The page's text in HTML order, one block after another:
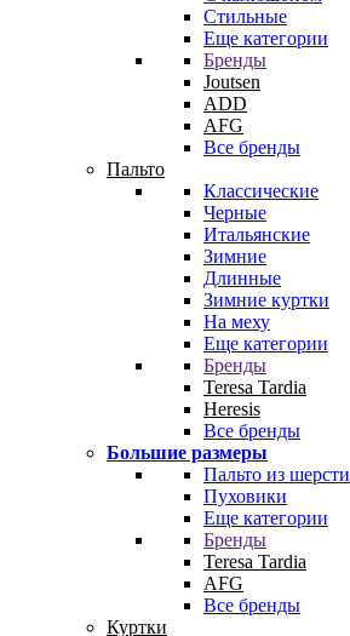
Стильные
Еще категории
Бренды
Joutsen
ADD
AFG
Все бренды
Пальто
Классические
Черные
Итальянские
Зимние
Длинные
Зимние куртки
На меху
Еще категории
Бренды
Teresa Tardia
Heresis
Все бренды
Большие размеры
Пальто из шерсти
Пуховики
Еще категории
Бренды
Teresa Tardia
AFG
Все бренды
Куртки